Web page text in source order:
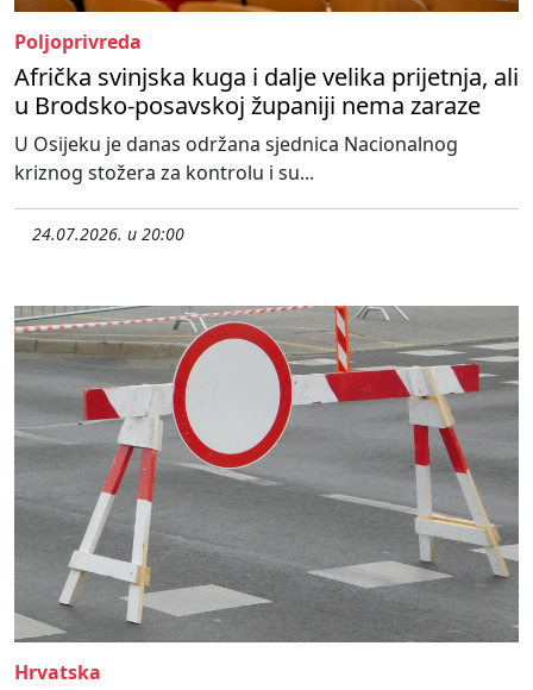
Poljoprivreda
Afrička svinjska kuga i dalje velika prijetnja, ali
u Brodsko-posavskoj županiji nema zaraze
U Osijeku je danas održana sjednica Nacionalnog
kriznog stožera za kontrolu i su...
24.07.2026. u 20:00
Hrvatska